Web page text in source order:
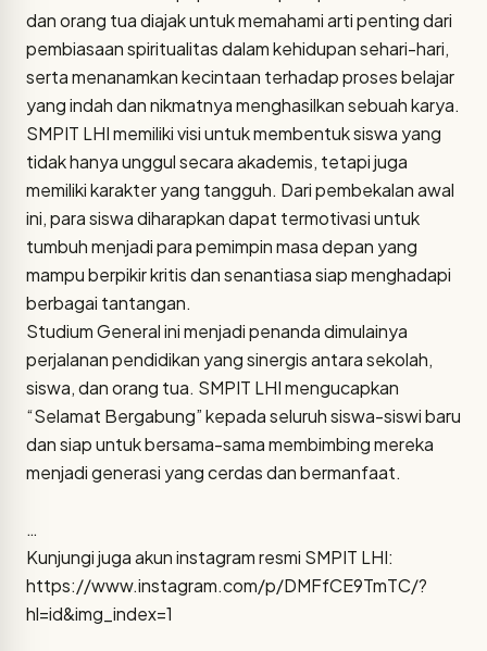
dan orang tua diajak untuk memahami arti penting dari
pembiasaan spiritualitas dalam kehidupan sehari-hari,
serta menanamkan kecintaan terhadap proses belajar
yang indah dan nikmatnya menghasilkan sebuah karya.
SMPIT LHI memiliki visi untuk membentuk siswa yang
tidak hanya unggul secara akademis, tetapi juga
memiliki karakter yang tangguh. Dari pembekalan awal
ini, para siswa diharapkan dapat termotivasi untuk
tumbuh menjadi para pemimpin masa depan yang
mampu berpikir kritis dan senantiasa siap menghadapi
berbagai tantangan.
Studium General ini menjadi penanda dimulainya
perjalanan pendidikan yang sinergis antara sekolah,
siswa, dan orang tua. SMPIT LHI mengucapkan
“Selamat Bergabung” kepada seluruh siswa-siswi baru
dan siap untuk bersama-sama membimbing mereka
menjadi generasi yang cerdas dan bermanfaat.
…
Kunjungi juga akun instagram resmi SMPIT LHI:
https://www.instagram.com/p/DMFfCE9TmTC/?
hl=id&img_index=1